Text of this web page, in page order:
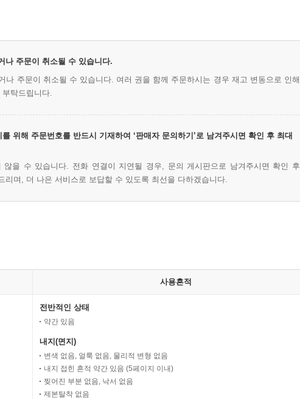
나 주문이 취소될 수 있습니다.
주문이 취소될 수 있습니다. 여러 권을 함께 주문하시는 경우 재고 변동으로 인해
탁드립니다.
위해 주문번호를 반드시 기재하여 ‘판매자 문의하기’로 남겨주시면 확인 후 최대
을 수 있습니다. 전화 연결이 지연될 경우, 문의 게시판으로 남겨주시면 확인 후
며, 더 나은 서비스로 보답할 수 있도록 최선을 다하겠습니다.
사용흔적
전반적인 상태
약간 있음
내지(면지)
변색 없음, 얼룩 없음, 물리적 변형 없음
내지 접힌 흔적 약간 있음 (5페이지 이내)
찢어진 부분 없음, 낙서 없음
제본탈착 없음